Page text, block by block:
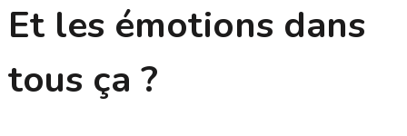
Et les émotions dans
tous ça ?